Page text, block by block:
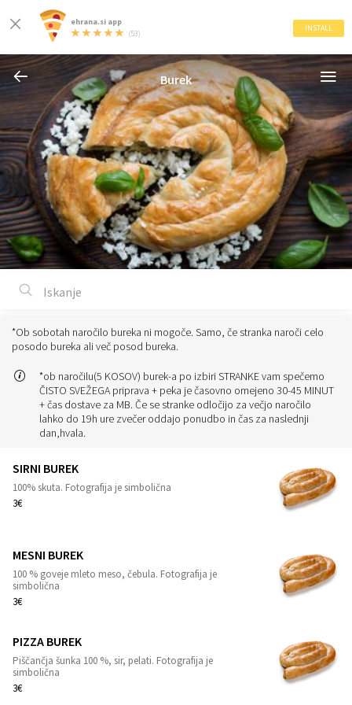
ehrana.si app
(53)
INSTALL
Burek
*Ob sobotah naročilo bureka ni mogoče. Samo, če stranka naroči celo
posodo bureka ali več posod bureka.
*ob naročilu(5 KOSOV) burek-a po izbiri STRANKE vam spečemo
ČISTO SVEŽEGA priprava + peka je časovno omejeno 30-45 MINUT
+ čas dostave za MB. Če se stranke odločijo za večjo naročilo
lahko do 19h ure zvečer oddajo ponudbo in čas za naslednji
dan,hvala.
SIRNI BUREK
100% skuta. Fotografija je simbolična
3€
MESNI BUREK
100 % goveje mleto meso, čebula. Fotografija je
simbolična
3€
PIZZA BUREK
Piščančja šunka 100 %, sir, pelati. Fotografija je
simbolična
3€